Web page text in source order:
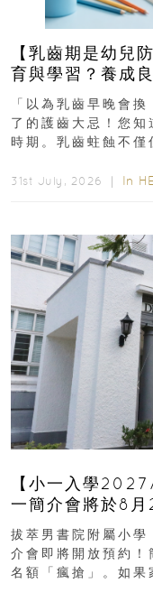
【乳齒期是幼兒
育與學習？養成良好口腔
瑯質 兒童牙膏防
「以為乳齒早晚會
了的護齒大忌！您
時期。乳齒蛀蝕不僅
31st July, 2026 ｜ In
【小一入學
一簡介會將於8月
｜更設有網上重溫
拔萃男書院附屬小
介會即將開放預約！
名額「瘋搶」。如